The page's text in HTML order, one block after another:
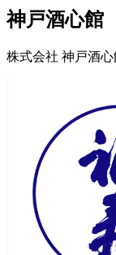
神戸酒心館
株式会社 神戸酒心